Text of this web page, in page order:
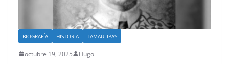
BIOGRAFÍA HISTORIA TAMAULIPAS
octubre 19, 2025 Hugo